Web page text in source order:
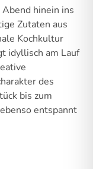
hinein ins
Zutaten aus
Kochkultur
idyllisch am Lauf
des
bis zum
entspannt